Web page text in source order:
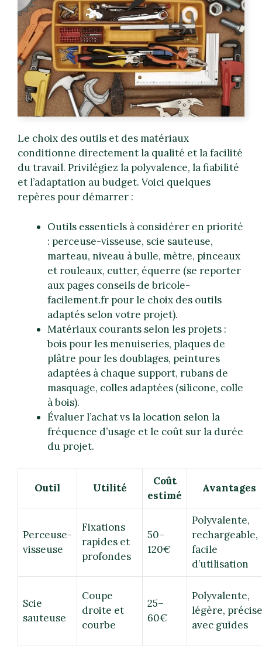
Le choix des outils et des matériaux
conditionne directement la qualité et la facilité
du travail. Privilégiez la polyvalence, la fiabilité
et l’adaptation au budget. Voici quelques
repères pour démarrer :
Outils essentiels à considérer en priorité
: perceuse-visseuse, scie sauteuse,
marteau, niveau à bulle, mètre, pinceaux
et rouleaux, cutter, équerre (se reporter
aux pages conseils de bricole-
facilement.fr pour le choix des outils
adaptés selon votre projet).
Matériaux courants selon les projets :
bois pour les menuiseries, plaques de
plâtre pour les doublages, peintures
adaptées à chaque support, rubans de
masquage, colles adaptées (silicone, colle
à bois).
Évaluer l’achat vs la location selon la
fréquence d’usage et le coût sur la durée
du projet.
Outil Utilité
Coût
estimé
Avantages
Perceuse-
visseuse
Fixations
rapides et
profondes
50–
120€
Polyvalente,
rechargeable,
facile
d’utilisation
Scie
sauteuse
Coupe
droite et
courbe
25–
60€
Polyvalente,
légère, précise
avec guides